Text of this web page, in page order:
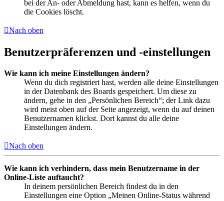
bei der An- oder Abmeldung hast, kann es helfen, wenn du
die Cookies löscht.
Nach oben
Benutzerpräferenzen und -einstellungen
Wie kann ich meine Einstellungen ändern?
Wenn du dich registriert hast, werden alle deine Einstellungen
in der Datenbank des Boards gespeichert. Um diese zu
ändern, gehe in den „Persönlichen Bereich“; der Link dazu
wird meist oben auf der Seite angezeigt, wenn du auf deinen
Benutzernamen klickst. Dort kannst du alle deine
Einstellungen ändern.
Nach oben
Wie kann ich verhindern, dass mein Benutzername in der
Online-Liste auftaucht?
In deinem persönlichen Bereich findest du in den
Einstellungen eine Option „Meinen Online-Status während